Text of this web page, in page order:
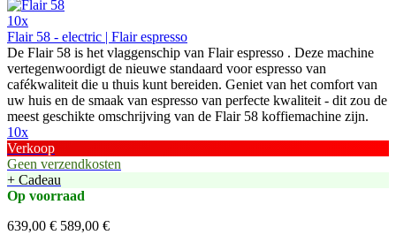
10x
Flair 58 - electric | Flair espresso
De Flair 58 is het vlaggenschip van Flair espresso . Deze machine
vertegenwoordigt de nieuwe standaard voor espresso van
cafékwaliteit die u thuis kunt bereiden. Geniet van het comfort van
uw huis en de smaak van espresso van perfecte kwaliteit - dit zou de
meest geschikte omschrijving van de Flair 58 koffiemachine zijn.
10x
Verkoop
Geen verzendkosten
+ Cadeau
Op voorraad
639,00 € 589,00 €